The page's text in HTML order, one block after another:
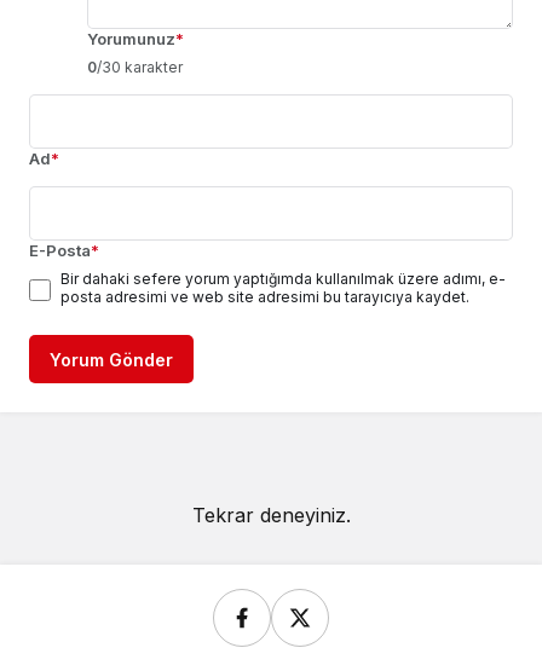
Yorumunuz*
0/30 karakter
Ad*
E-Posta*
Bir dahaki sefere yorum yaptığımda kullanılmak üzere adımı, e-
posta adresimi ve web site adresimi bu tarayıcıya kaydet.
Yorum Gönder
Tekrar deneyiniz.